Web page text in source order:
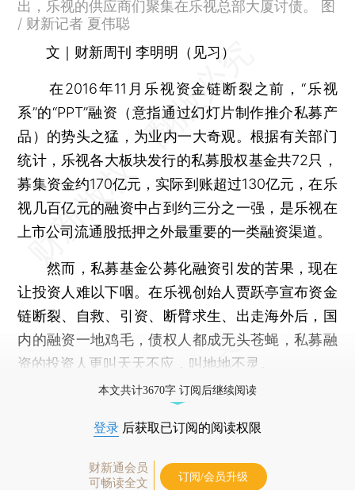
出，乐视的供应商们聚集在乐视总部大厦讨债。 图
/ 财新记者 夏伟聪
文｜财新周刊 李明明（见习）
在2016年11月乐视资金链断裂之前，“乐视
系”的“PPT”融资（意指通过幻灯片制作推介私募产
品）的势头之猛，为业内一大奇观。根据有关部门
统计，乐视各大板块发行的私募股权基金共72只，
募集资金约170亿元，实际到账超过130亿元，在乐
视几百亿元的融资中占到约三分之一强，是乐视在
上市公司流通股抵押之外最重要的一类融资渠道。
然而，私募基金公募化融资引发的苦果，现在
让投资人难以下咽。在乐视创始人贾跃亭宣布资金
链断裂、自救、引资、断臂求生、出走海外后，国
内的融资一地鸡毛，债权人都成无头苍蝇，私募融
资的投资人更叫天天不应，叫地地不灵。
本文共计3670字 订阅后继续阅读
登录 后获取已订阅的阅读权限
财新通会员
可畅读全文
订阅/会员升级